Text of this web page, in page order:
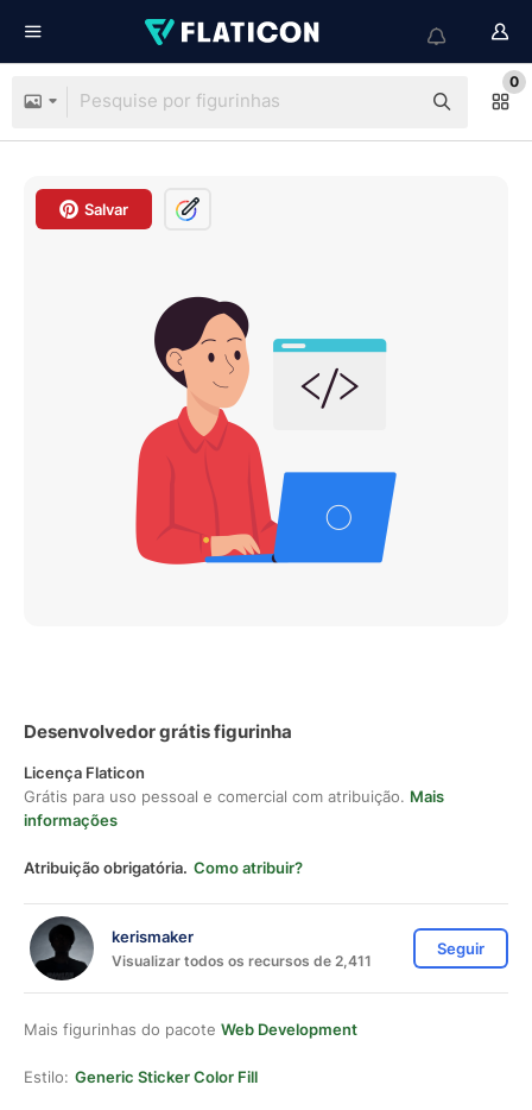
0
Salvar
Desenvolvedor grátis figurinha
Licença Flaticon
Grátis para uso pessoal e comercial com atribuição. Mais
informações
Atribuição obrigatória. Como atribuir?
kerismaker
Visualizar todos os recursos de 2,411
Seguir
Mais figurinhas do pacote Web Development
Estilo: Generic Sticker Color Fill